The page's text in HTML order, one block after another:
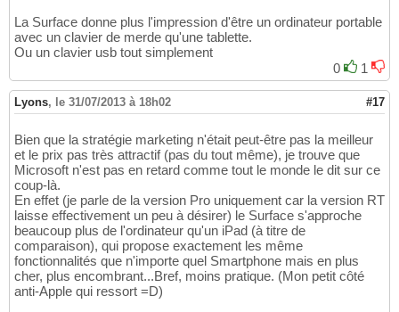
La Surface donne plus l'impression d'être un ordinateur portable
avec un clavier de merde qu'une tablette.
Ou un clavier usb tout simplement
0
1
Lyons, le 31/07/2013 à 18h02 #17
Bien que la stratégie marketing n'était peut-être pas la meilleur
et le prix pas très attractif (pas du tout même), je trouve que
Microsoft n'est pas en retard comme tout le monde le dit sur ce
coup-là.
En effet (je parle de la version Pro uniquement car la version RT
laisse effectivement un peu à désirer) le Surface s'approche
beaucoup plus de l'ordinateur qu'un iPad (à titre de
comparaison), qui propose exactement les même
fonctionnalités que n'importe quel Smartphone mais en plus
cher, plus encombrant...Bref, moins pratique. (Mon petit côté
anti-Apple qui ressort =D)